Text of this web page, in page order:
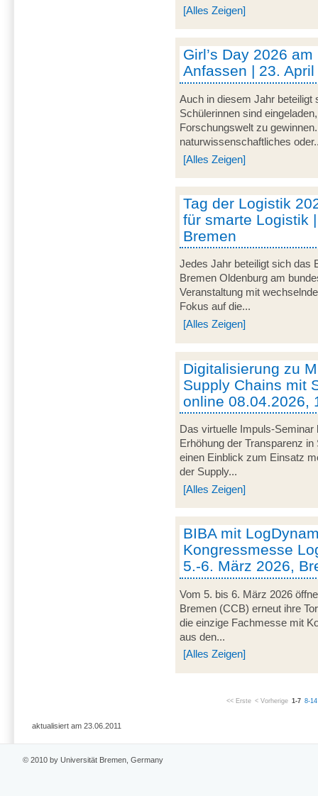
[Alles Zeigen]
Girl’s Day 2026
Anfassen | 23.
Auch in diesem Jahr beteiligt
Schülerinnen sind
Forschungswelt zu
naturwissenschaftliches
[Alles Zeigen]
Tag der Logistik
für smarte Logistik
Bremen
Jedes Jahr beteiligt sich das
Bremen Oldenburg am
Veranstaltung mit
Fokus auf die...
[Alles Zeigen]
Digitalisierung zu
Supply Chains mit
online 08.04.2026,
Das virtuelle Impuls-Seminar
Erhöhung der Transparenz
einen Einblick zum Einsatz
der Supply...
[Alles Zeigen]
BIBA mit
Kongressmesse
5.-6. März 2026,
Vom 5. bis 6. März 2026
Bremen (CCB) erneut ihre
die einzige Fachmesse mit
aus den...
[Alles Zeigen]
<< Erste < Vorherige 1-7 8-14
aktualisiert am 23.06.2011
© 2010 by Universität Bremen, Germany